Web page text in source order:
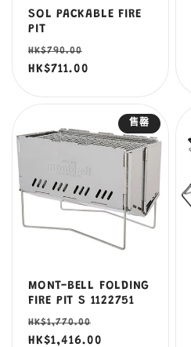
SOL PACKABLE FIRE
PIT
定
價
HK$790.00
HK$711.00
售罄
MONT-BELL FOLDING
FIRE PIT S 1122751
定
價
HK$1,770.00
價
HK$1,416.00